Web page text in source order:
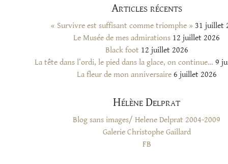
Articles récents
« Survivre est suffisant comme triomphe » 31 juillet
Le Musée de mes admirations 12 juillet 2026
Black foot 12 juillet 2026
La tête dans l’ordi, le pied dans la glace, on continue… 9
La fleur de mon anniversaire 6 juillet 2026
Hélène Delprat
Blog sans images/ Helene Delprat 2004-2009
Galerie Christophe Gaillard
FB